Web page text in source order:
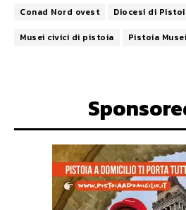
Conad Nord ovest Diocesi di
Musei civici di pistoia
Pistoia Musei